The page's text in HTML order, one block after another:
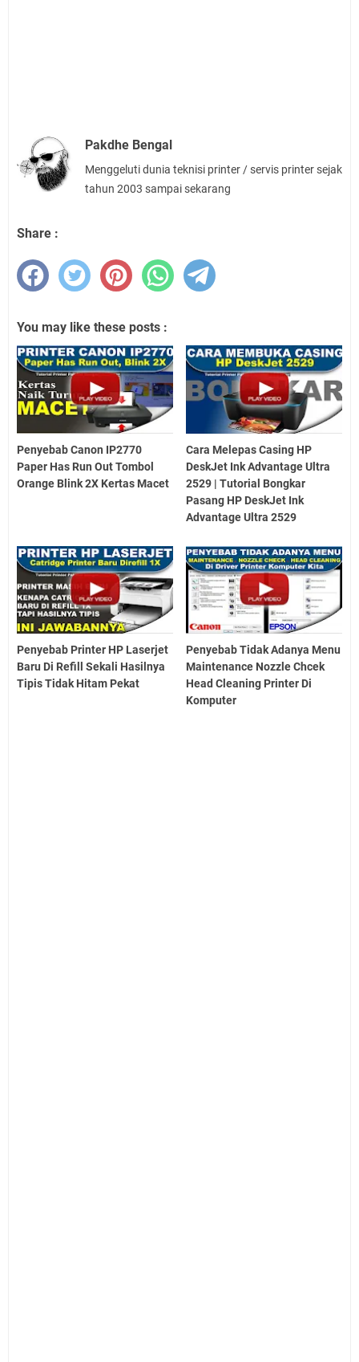
Pakdhe Bengal
Menggeluti dunia teknisi printer / servis printer sejak
tahun 2003 sampai sekarang
Share :
You may like these posts :
Penyebab Canon IP2770
Paper Has Run Out Tombol
Orange Blink 2X Kertas Macet
Cara Melepas Casing HP
DeskJet Ink Advantage Ultra
2529 | Tutorial Bongkar
Pasang HP DeskJet Ink
Advantage Ultra 2529
Penyebab Printer HP Laserjet
Baru Di Refill Sekali Hasilnya
Tipis Tidak Hitam Pekat
Penyebab Tidak Adanya Menu
Maintenance Nozzle Chcek
Head Cleaning Printer Di
Komputer